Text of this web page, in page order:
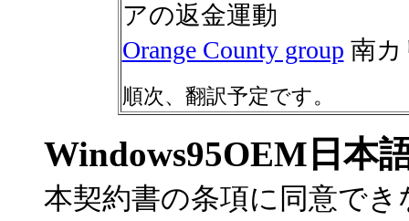
アの返金運動
Orange County group 南
順次、翻訳予定です。
Windows95OEM日本
本契約書の条項に同意で